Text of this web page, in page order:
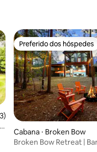
avaliação média de 5, 103
Preferido dos hóspedes
Preferido dos hóspedes
Cabana ⋅ Broken Bow
Broken Bow Retreat |